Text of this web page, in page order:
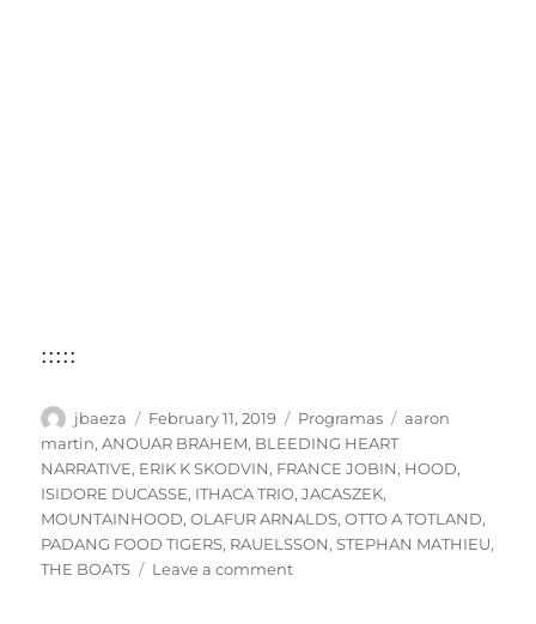
:::::
Author
jbaeza
Posted
on
February 11, 2019 Categories
Programas Tags
aaron
martin,ANOUAR BRAHEM, BLEEDING HEART
NARRATIVE, ERIK K SKODVIN, FRANCE JOBIN, HOOD,
ISIDORE DUCASSE, ITHACA TRIO,JACASZEK,
MOUNTAINHOOD,OLAFUR ARNALDS,OTTO A TOTLAND,
PADANG FOOD TIGERS, RAUELSSON,STEPHAN MATHIEU,
THE BOATS
Leave a commenton